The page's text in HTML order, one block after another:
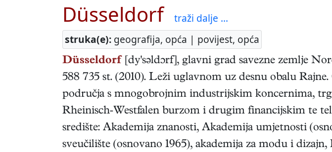
Düsseldorf
traži dalje ...
struka(e): geografija, opća | povijest, opća
Düsseldorf [dy'səldɔrf], glavni grad savezne zemlje
588 735 st. (2010). Leži uglavnom uz desnu obalu
područja s mnogobrojnim industrijskim koncernima,
Rheinisch‑Westfalen burzom i drugim financijskim te
središte: Akademija znanosti, Akademija umjetnosti
sveučilište (osnovano 1965), akademija za modu i